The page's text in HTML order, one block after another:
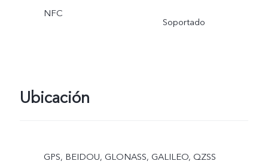
NFC
Soportado
Ubicación
GPS, BEIDOU, GLONASS, GALILEO, QZSS